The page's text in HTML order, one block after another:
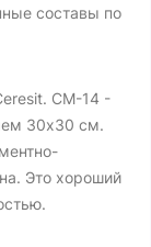
составы по
CM-14 -
30х30 см.
Это хороший